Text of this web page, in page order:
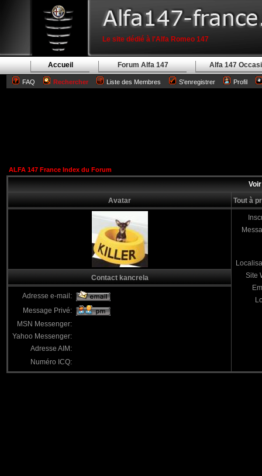
Le site dédié à l'Alfa Romeo 147
Accueil Forum Alfa 147 Alfa 147
FAQ Rechercher Liste des Membres S'enregistrer Profil
ALFA 147 France Index du Forum
Avatar
Tout à
Site
Contact kancrela
Adresse e-mail:
Message Privé:
MSN Messenger:
Yahoo Messenger:
Adresse AIM:
Numéro ICQ: